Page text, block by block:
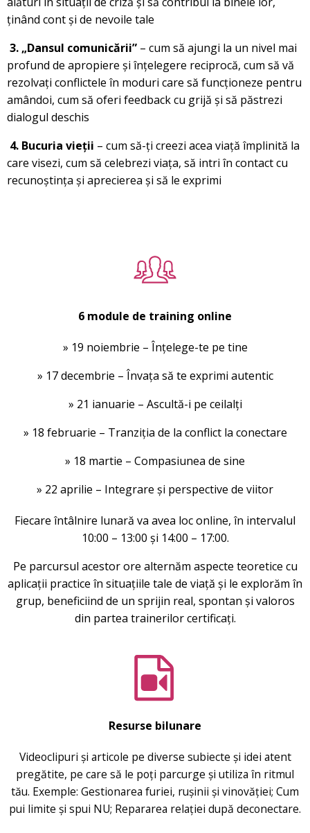
ținând cont și de nevoile tale
3. „Dansul comunicării” – cum să ajungi la un nivel mai
profund de apropiere și înțelegere reciprocă, cum să vă
rezolvați conflictele în moduri care să funcționeze pentru
amândoi, cum să oferi feedback cu grijă și să păstrezi
dialogul deschis
4. Bucuria vieții – cum să-ți creezi acea viață împlinită la
care visezi, cum să celebrezi viața, să intri în contact cu
recunoștința și aprecierea și să le exprimi
6 module de training online
» 19 noiembrie – Înțelege-te pe tine
» 17 decembrie – Învața să te exprimi autentic
» 21 ianuarie – Ascultă-i pe ceilalți
» 18 februarie – Tranziția de la conflict la conectare
» 18 martie – Compasiunea de sine
» 22 aprilie – Integrare și perspective de viitor
Fiecare întâlnire lunară va avea loc online, în intervalul
10:00 – 13:00 și 14:00 – 17:00.
Pe parcursul acestor ore alternăm aspecte teoretice cu
aplicații practice în situațiile tale de viață și le explorăm în
grup, beneficiind de un sprijin real, spontan și valoros
din partea trainerilor certificați.
Resurse bilunare
Videoclipuri și articole pe diverse subiecte și idei atent
pregătite, pe care să le poți parcurge și utiliza în ritmul
tău. Exemple: Gestionarea furiei, rușinii și vinovăției; Cum
pui limite și spui NU; Repararea relației după deconectare.